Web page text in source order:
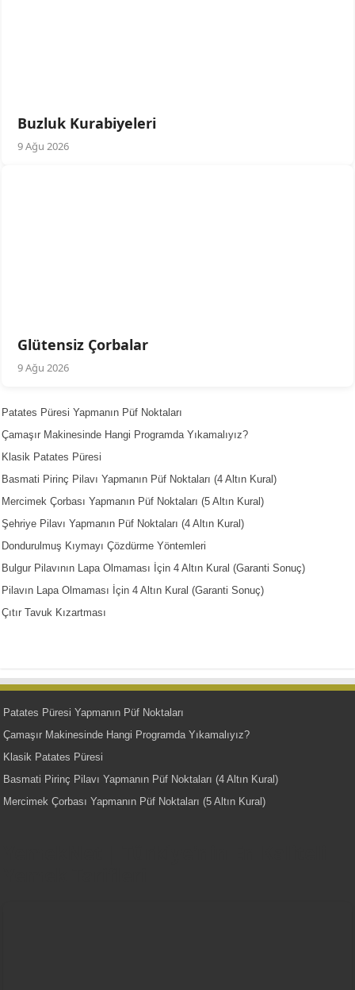
Buzluk Kurabiyeleri
9 Ağu 2026
Glütensiz Çorbalar
9 Ağu 2026
Patates Püresi Yapmanın Püf Noktaları
Çamaşır Makinesinde Hangi Programda Yıkamalıyız?
Klasik Patates Püresi
Basmati Pirinç Pilavı Yapmanın Püf Noktaları (4 Altın Kural)
Mercimek Çorbası Yapmanın Püf Noktaları (5 Altın Kural)
Şehriye Pilavı Yapmanın Püf Noktaları (4 Altın Kural)
Dondurulmuş Kıymayı Çözdürme Yöntemleri
Bulgur Pilavının Lapa Olmaması İçin 4 Altın Kural (Garanti Sonuç)
Pilavın Lapa Olmaması İçin 4 Altın Kural (Garanti Sonuç)
Çıtır Tavuk Kızartması
Patates Püresi Yapmanın Püf Noktaları
Çamaşır Makinesinde Hangi Programda Yıkamalıyız?
Klasik Patates Püresi
Basmati Pirinç Pilavı Yapmanın Püf Noktaları (4 Altın Kural)
Mercimek Çorbası Yapmanın Püf Noktaları (5 Altın Kural)